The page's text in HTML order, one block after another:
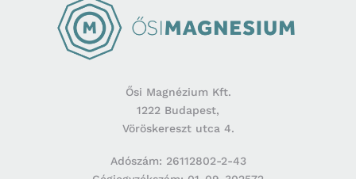
Ősi Magnézium Kft.
1222 Budapest,
Vöröskereszt utca 4.
Adószám: 26112802-2-43